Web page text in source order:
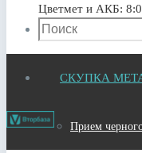
Цветмет и АКБ:
СКУПКА
Прием